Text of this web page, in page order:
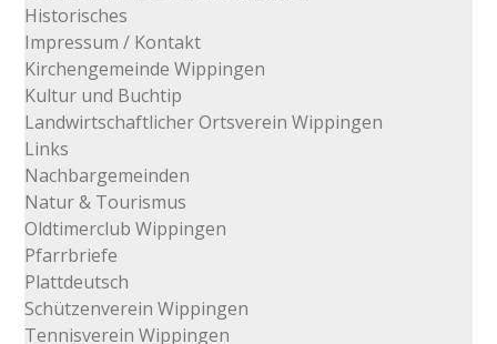
Historisches
Impressum / Kontakt
Kirchengemeinde Wippingen
Kultur und Buchtip
Landwirtschaftlicher Ortsverein Wippingen
Links
Nachbargemeinden
Natur & Tourismus
Oldtimerclub Wippingen
Pfarrbriefe
Plattdeutsch
Schützenverein Wippingen
Tennisverein Wippingen